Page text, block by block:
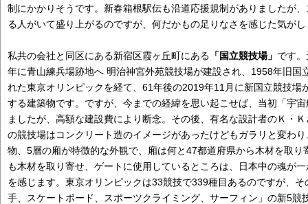
制にかかりそうです。新春箱根駅伝も沿道応援規制がありましたが
る人がいて盛り上がるのですが、何だかもの足りなさを感じた気が
私共の会社と同区にある新宿区霞ヶ丘町にある 「国立競技場」 です
年に青山練兵場跡地へ 明治神宮外苑競技場が建設され、1958年旧国
れた東京オリンピックを経て、61年後の2019年11月に新国立競技場
する建築物です。ですが、今までの経緯を思い起こせば、当初「宇
ましたが、高額な建設費により断念。その後、有名な設計者のＫ・
の競技場はコンクリート造のイメージがあったけどもガラリと変わ
物、5層の廂が特徴的な外観で、廂は何と47都道府県から木材を取
も木材を取り寄せ、ゲートに使用しているところは、日本中の魂が
を感じます。東京オリンピックは33競技で339種目あるのですが、
手、スケートボード、スポーツクライミング、サーフィン」の新5競